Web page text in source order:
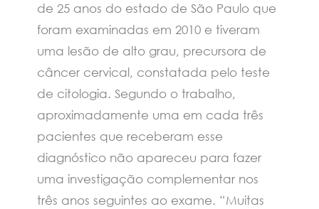
de 25 anos do estado de São Paulo que
foram examinadas em 2010 e tiveram
uma lesão de alto grau, precursora de
câncer cervical, constatada pelo teste
de citologia. Segundo o trabalho,
aproximadamente uma em cada três
pacientes que receberam esse
diagnóstico não apareceu para fazer
uma investigação complementar nos
três anos seguintes ao exame. “Muitas